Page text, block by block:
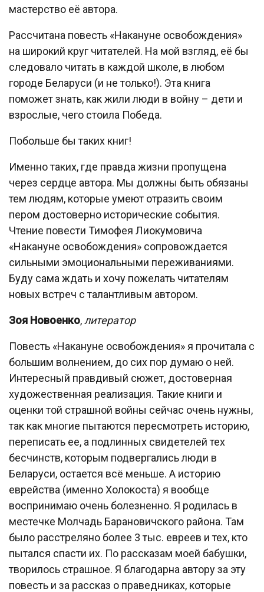
мастерство её автора.
Рассчитана повесть «Накануне освобождения»
на широкий круг читателей. На мой взгляд, её бы
следовало читать в каждой школе, в любом
городе Беларуси (и не только!). Эта книга
поможет знать, как жили люди в войну – дети и
взрослые, чего стоила Победа.
Побольше бы таких книг!
Именно таких, где правда жизни пропущена
через сердце автора. Мы должны быть обязаны
тем людям, которые умеют отразить своим
пером достоверно исторические события.
Чтение повести Тимофея Лиокумовича
«Накануне освобождения» сопровождается
сильными эмоциональными переживаниями.
Буду сама ждать и хочу пожелать читателям
новых встреч с талантливым автором.
Зоя Новоенко,литератор
Повесть «Накануне освобождения» я прочитала с
большим волнением, до сих пор думаю о ней.
Интересный правдивый сюжет, достоверная
художественная реализация. Такие книги и
оценки той страшной войны сейчас очень нужны,
так как многие пытаются пересмотреть историю,
переписать ее, а подлинных свидетелей тех
бесчинств, которым подвергались люди в
Беларуси, остается всё меньше. А историю
еврейства (именно Холокоста) я вообще
воспринимаю очень болезненно. Я родилась в
местечке Молчадь Барановичского района. Там
было расстреляно более 3 тыс. евреев и тех, кто
пытался спасти их. По рассказам моей бабушки,
творилось страшное. Я благодарна автору за эту
повесть и за рассказ о праведниках, которые